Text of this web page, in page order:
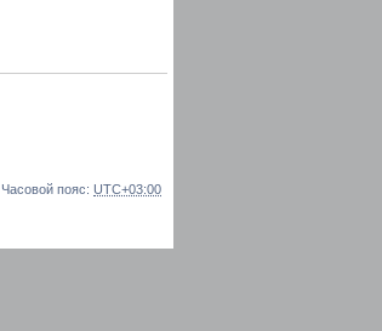
Часовой пояс: UTC+03:00